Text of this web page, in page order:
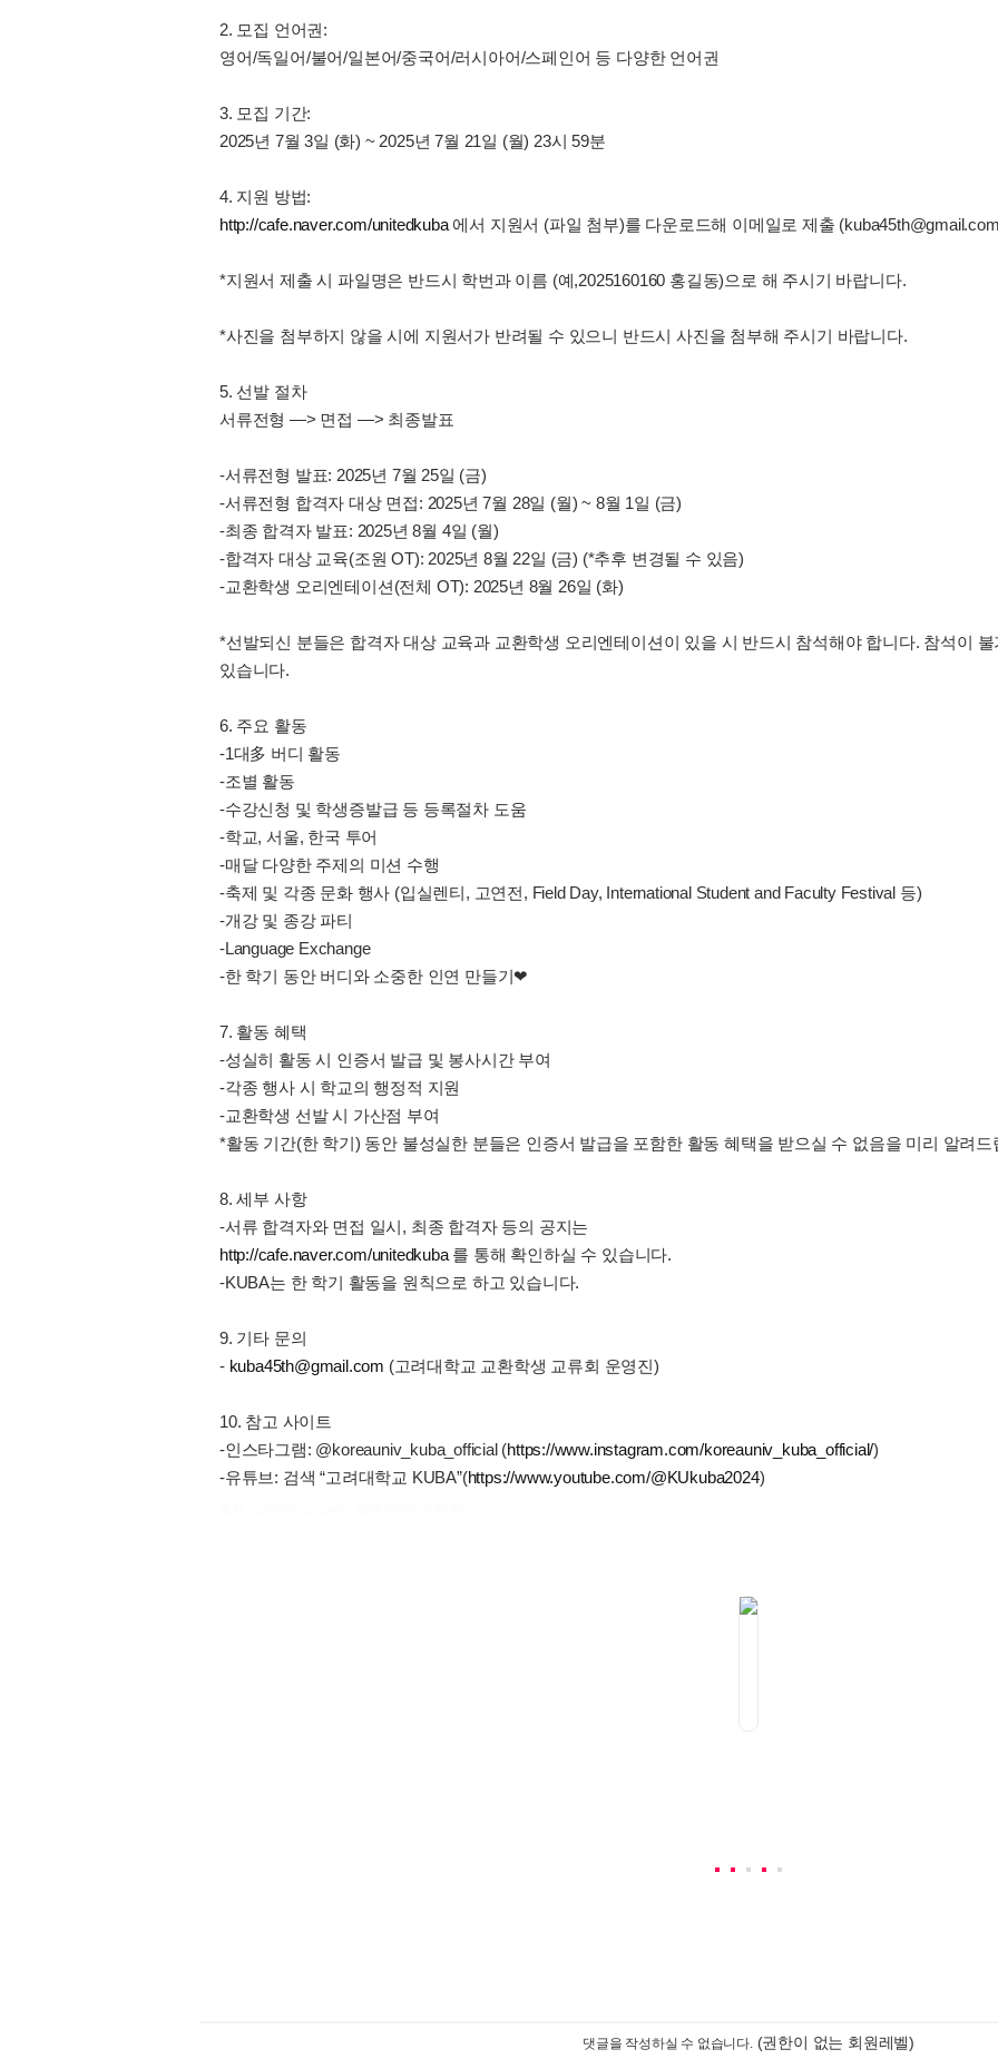
2. 모집 언어권:
영어/독일어/불어/일본어/중국어/러시아어/스페인어 등 다양한 언어권
3. 모집 기간:
2025년 7월 3일 (화) ~ 2025년 7월 21일 (월) 23시 59분
4. 지원 방법:
http://cafe.naver.com/unitedkuba에서 지원서 (파일 첨부)를 다운로드해 이메일로 제출
*지원서 제출 시 파일명은 반드시 학번과 이름 (예,2025160160 홍길동)으로 해 주시기 바랍니다.
*사진을 첨부하지 않을 시에 지원서가 반려될 수 있으니 반드시 사진을 첨부해 주시기 바랍니다.
5. 선발 절차
서류전형 —> 면접 —> 최종발표
-서류전형 발표: 2025년 7월 25일 (금)
-서류전형 합격자 대상 면접: 2025년 7월 28일 (월) ~ 8월 1일 (금)
-최종 합격자 발표: 2025년 8월 4일 (월)
-합격자 대상 교육(조원 OT): 2025년 8월 22일 (금) (*추후 변경될 수 있음)
-교환학생 오리엔테이션(전체 OT): 2025년 8월 26일 (화)
*선발되신 분들은 합격자 대상 교육과 교환학생 오리엔테이션이 있을 시 반드시 참석해야 합니다. 참석이
있습니다.
6. 주요 활동
-1대多 버디 활동
-조별 활동
-수강신청 및 학생증발급 등 등록절차 도움
-학교, 서울, 한국 투어
-매달 다양한 주제의 미션 수행
-축제 및 각종 문화 행사 (입실렌티, 고연전, Field Day, International Student and Faculty Festival 등)
-개강 및 종강 파티
-Language Exchange
-한 학기 동안 버디와 소중한 인연 만들기❤
7. 활동 혜택
-성실히 활동 시 인증서 발급 및 봉사시간 부여
-각종 행사 시 학교의 행정적 지원
-교환학생 선발 시 가산점 부여
*활동 기간(한 학기) 동안 불성실한 분들은 인증서 발급을 포함한 활동 혜택을 받으실 수 없음을 미리 알려드
8. 세부 사항
-서류 합격자와 면접 일시, 최종 합격자 등의 공지는
http://cafe.naver.com/unitedkuba를 통해 확인하실 수 있습니다.
-KUBA는 한 학기 활동을 원칙으로 하고 있습니다.
9. 기타 문의
- kuba45th@gmail.com (고려대학교 교환학생 교류회 운영진)
10. 참고 사이트
-인스타그램: @koreauniv_kuba_official (https://www.instagram.com/koreauniv_kuba_official/)
-유튜브: 검색 “고려대학교 KUBA”(https://www.youtube.com/@KUkuba2024)
댓글을 작성하실 수 없습니다. (권한이 없는 회원레벨)